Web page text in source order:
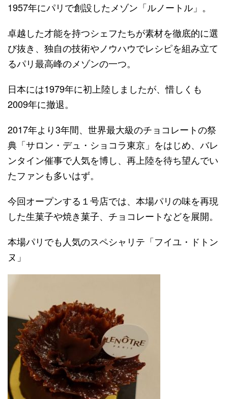
1957年にパリで創設したメゾン「ルノートル」。
卓越した才能を持つシェフたちが素材を徹底的に選
び抜き、独自の技術やノウハウでレシピを組み立て
るパリ最高峰のメゾンの一つ。
日本には1979年に初上陸しましたが、惜しくも
2009年に撤退。
2017年より3年間、世界最大級のチョコレートの祭
典「サロン・デュ・ショコラ東京」をはじめ、バレ
ンタイン催事で人気を博し、再上陸を待ち望んでい
たファンも多いはず。
今回オープンする１号店では、本場パリの味を再現
した生菓子や焼き菓子、チョコレートなどを展開。
本場パリでも人気のスペシャリテ「フイユ・ドトン
ヌ」